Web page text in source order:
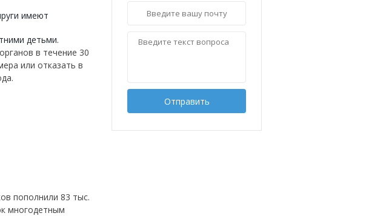
имеют
детьми.
в течение 30
или отказать в
пополнили 83 тыс.
многодетным